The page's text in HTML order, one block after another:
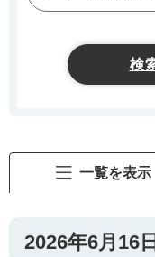
一覧を表示
2026年6月16